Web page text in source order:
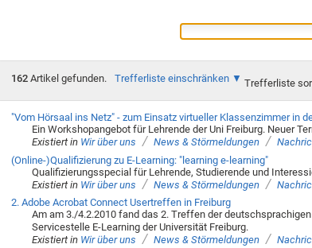
162Artikel gefunden. Trefferliste einschränken Trefferliste
"Vom Hörsaal ins Netz" - zum Einsatz virtueller Klassenzimmer in
Ein Workshopangebot für Lehrende der Uni Freiburg. Neuer
Existiert in Wir über uns / News & Störmeldungen /
(Online-)Qualifizierung zu E-Learning: "learning e-learning"
Qualifizierungsspecial für Lehrende, Studierende und
Existiert in Wir über uns / News & Störmeldungen /
2. Adobe Acrobat Connect Usertreffen in Freiburg
Am am 3./4.2.2010 fand das 2. Treffen der
Servicestelle E-Learning der Universität Freiburg.
Existiert in Wir über uns / News & Störmeldungen /